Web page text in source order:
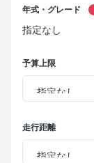
年式・グレード
指定なし
予算上限
走行距離